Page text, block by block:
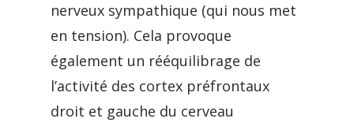
nerveux sympathique (qui nous met
en tension). Cela provoque
également un rééquilibrage de
l’activité des cortex préfrontaux
droit et gauche du cerveau